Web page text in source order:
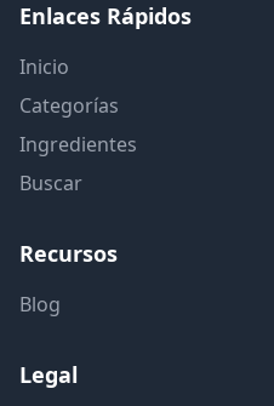
Enlaces Rápidos
Inicio
Categorías
Ingredientes
Buscar
Recursos
Blog
Legal